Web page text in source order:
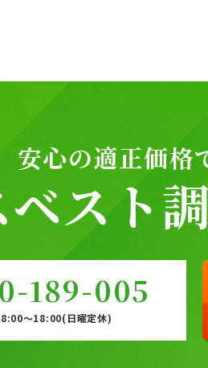
安心の適正価格
スト
189-005
8:00〜18:00(日曜定休)